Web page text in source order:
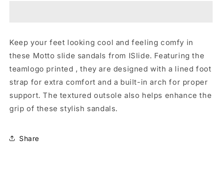
Keep your feet looking cool and feeling comfy in
these Motto slide sandals from ISlide. Featuring the
teamlogo printed , they are designed with a lined foot
strap for extra comfort and a built-in arch for proper
support. The textured outsole also helps enhance the
grip of these stylish sandals.
Share